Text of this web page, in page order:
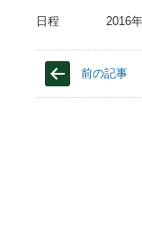
日程 2016年9
前の記事